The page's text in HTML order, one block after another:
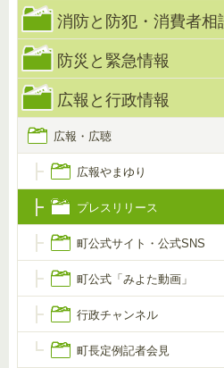
消防と防犯・消費者相
防災と緊急情報
広報と行政情報
広報・広聴
広報やまゆり
プレスリリース
町公式サイト・公式SNS
町公式「みよた動画」
行政チャンネル
町長定例記者会見